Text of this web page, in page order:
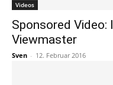
Videos
Sponsored Video:
Viewmaster
Sven - 12. Februar 2016